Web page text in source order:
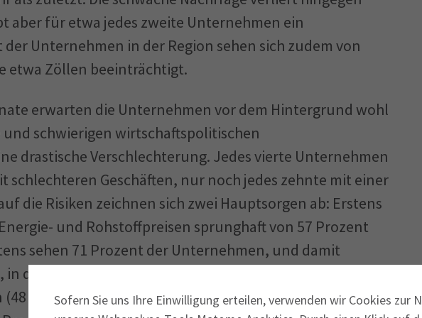
Sofern Sie uns Ihre Einwilligung erteilen, verwenden wir Cookies zur
aber für etwa jedes zweite Unternehmen ein
Unternehmen in der Region sehen sich zudem von
etwa Zöllen beeinträchtigt.
erwarten die Unternehmen vor dem Hintergrund wohl
schwierigen wirtschaftspolitischen
drastische Verschlechterung. Jedes vierte Unternehmen
schlechteren Geschäften, nur noch jedes zehnte mit einer
die Risiken zeichnen sich zwei Hauptsorgen ab: Erstens
und Rohstoffpreisen sprunghaft von 57 Prozent
sehen 71 Prozent der Unternehmen, und damit
den wirtschaftspolitischen Rahmenbedingungen ein
(48 Prozent), schwache Nachfrage (46 Prozent) und